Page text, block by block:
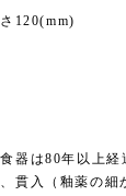
120(mm)
器は80年以上経
貫入（釉薬の細